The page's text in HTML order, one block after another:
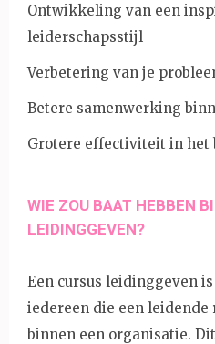
Ontwikkeling van een
leiderschapsstijl
Verbetering van je
Betere samenwerking
Grotere effectiviteit in het
WIE ZOU BAAT HEBBEN
LEIDINGGEVEN?
Een cursus leidinggeven
iedereen die een
binnen een organisatie.